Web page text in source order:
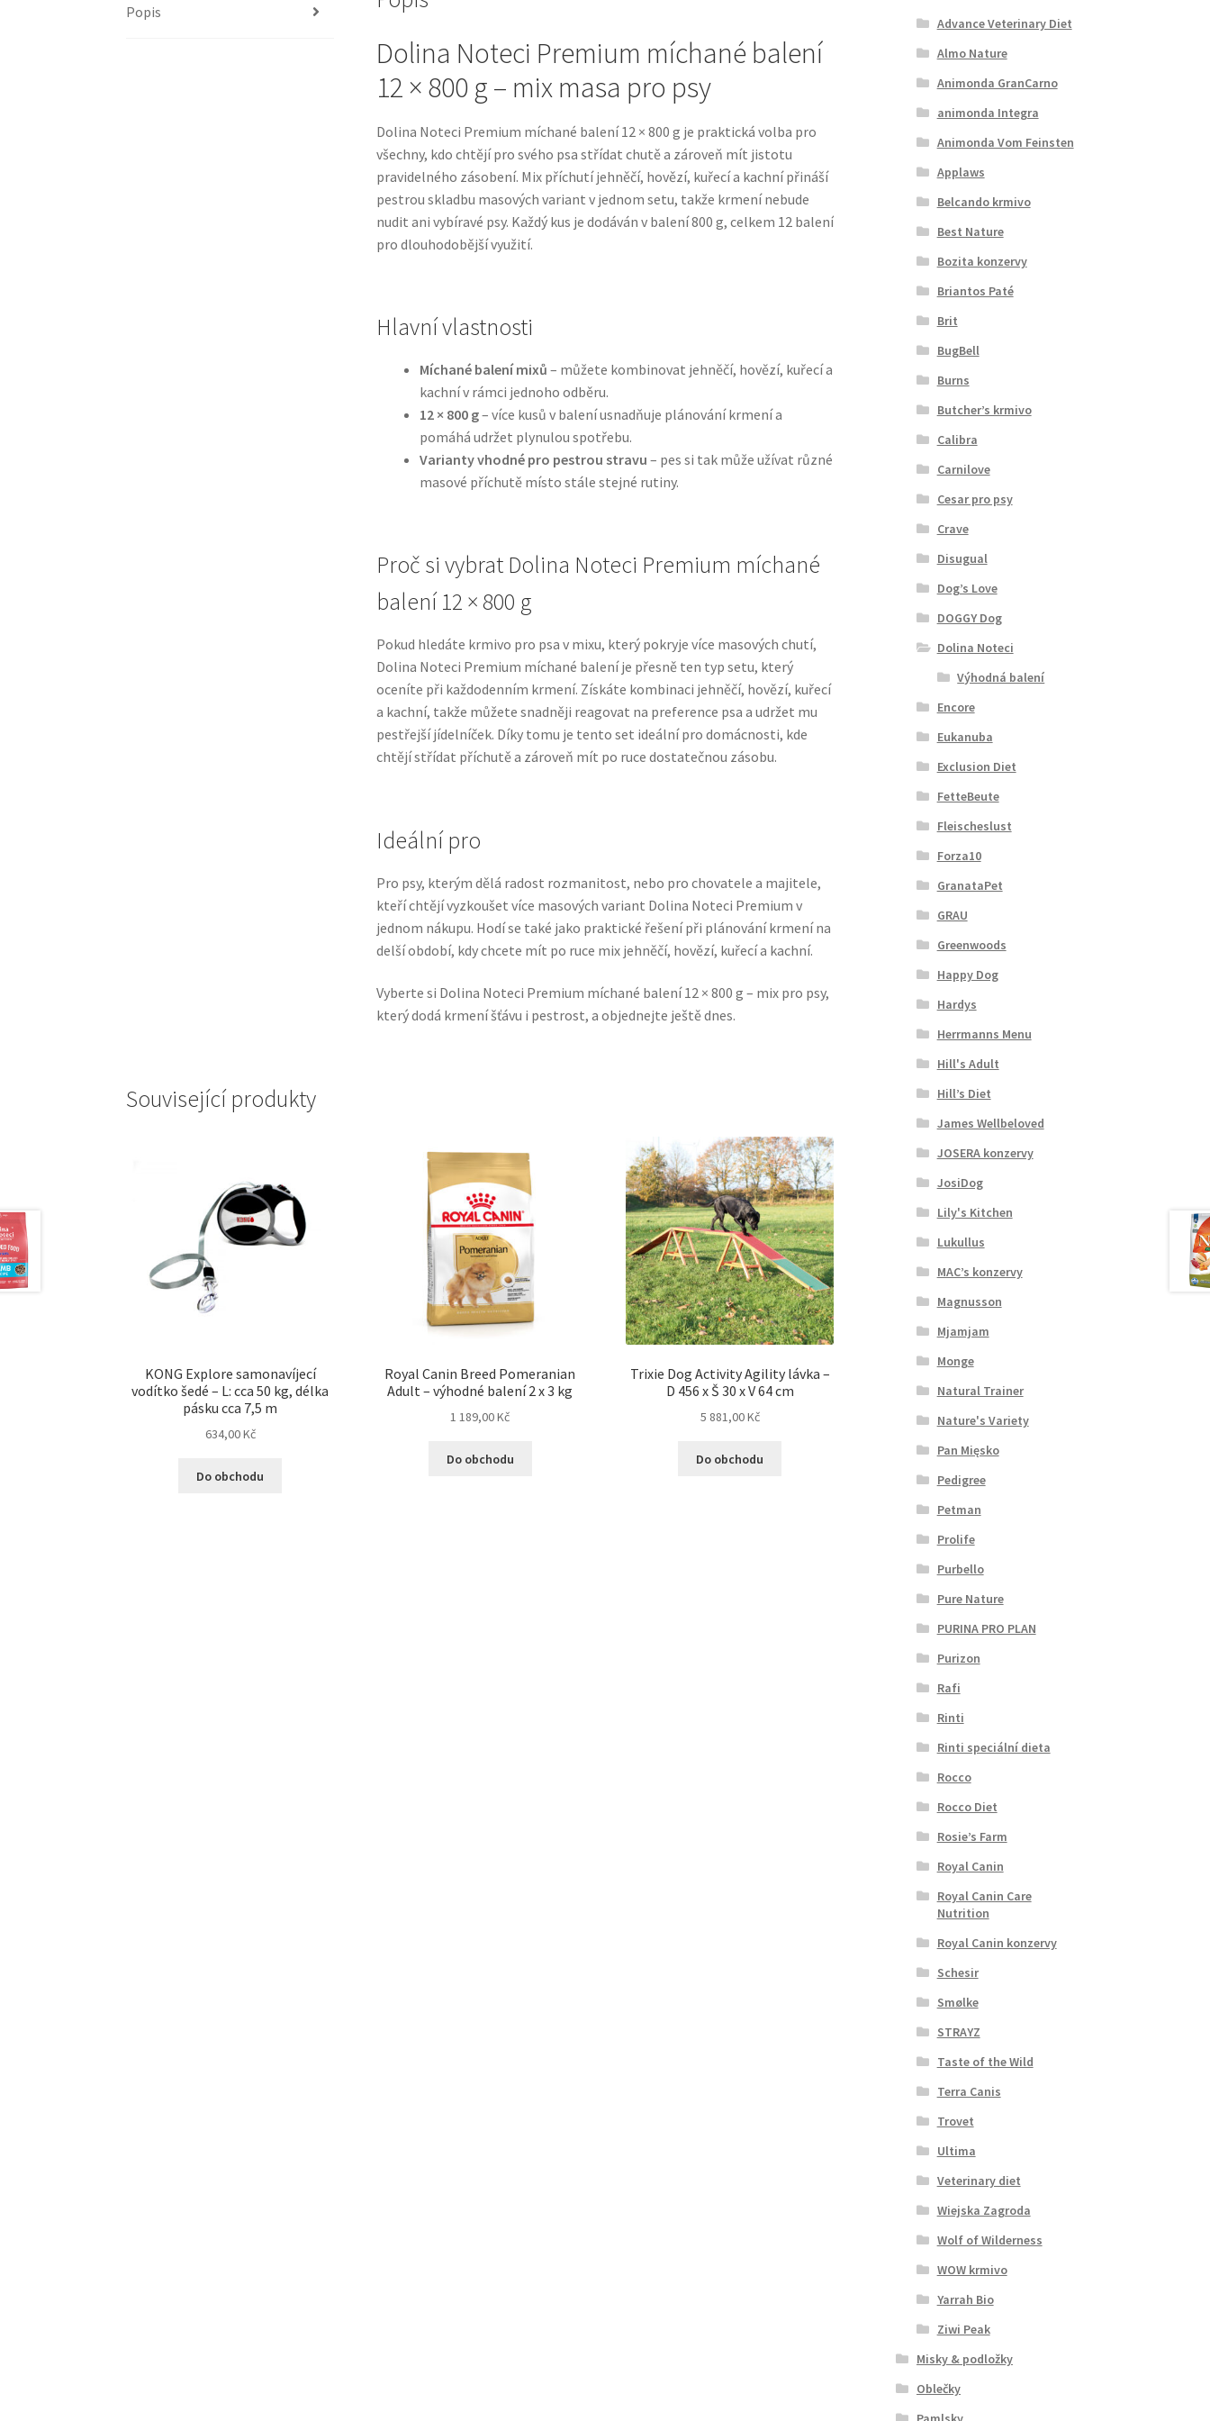
Popis
Dolina Noteci Premium míchané balení
12 × 800 g – mix masa pro psy
Dolina Noteci Premium míchané balení 12 × 800 g je praktická volba pro
všechny, kdo chtějí pro svého psa střídat chutě a zároveň mít jistotu
pravidelného zásobení. Mix příchutí jehněčí, hovězí, kuřecí a kachní přináší
pestrou skladbu masových variant v jednom setu, takže krmení nebude
nudit ani vybíravé psy. Každý kus je dodáván v balení 800 g, celkem 12 balení
pro dlouhodobější využití.
Hlavní vlastnosti
Míchané balení mixů – můžete kombinovat jehněčí, hovězí, kuřecí a
kachní v rámci jednoho odběru.
12 × 800 g– více kusů v balení usnadňuje plánování krmení a
pomáhá udržet plynulou spotřebu.
Varianty vhodné pro pestrou stravu – pes si tak může užívat různé
masové příchutě místo stále stejné rutiny.
Proč si vybrat Dolina Noteci Premium míchané
balení 12 × 800 g
Pokud hledáte krmivo pro psa v mixu, který pokryje více masových chutí,
Dolina Noteci Premium míchané balení je přesně ten typ setu, který
oceníte při každodenním krmení. Získáte kombinaci jehněčí, hovězí, kuřecí
a kachní, takže můžete snadněji reagovat na preference psa a udržet mu
pestřejší jídelníček. Díky tomu je tento set ideální pro domácnosti, kde
chtějí střídat příchutě a zároveň mít po ruce dostatečnou zásobu.
Ideální pro
Pro psy, kterým dělá radost rozmanitost, nebo pro chovatele a majitele,
kteří chtějí vyzkoušet více masových variant Dolina Noteci Premium v
jednom nákupu. Hodí se také jako praktické řešení při plánování krmení na
delší období, kdy chcete mít po ruce mix jehněčí, hovězí, kuřecí a kachní.
Vyberte si Dolina Noteci Premium míchané balení 12 × 800 g – mix pro psy,
který dodá krmení šťávu i pestrost, a objednejte ještě dnes.
Související produkty
KONG Explore samonavíjecí
vodítko šedé – L: cca 50 kg, délka
pásku cca 7,5 m
634,00Kč
Do obchodu
Royal Canin Breed Pomeranian
Adult – výhodné balení 2 x 3 kg
1 189,00Kč
Do obchodu
Trixie Dog Activity Agility lávka –
D 456 x Š 30 x V 64 cm
5 881,00Kč
Do obchodu
Advance Veterinary Diet
Almo Nature
Animonda GranCarno
animonda Integra
Animonda Vom Feinsten
Applaws
Belcando krmivo
Best Nature
Bozita konzervy
Briantos Paté
Brit
BugBell
Burns
Butcher’s krmivo
Calibra
Carnilove
Cesar pro psy
Crave
Disugual
Dog’s Love
DOGGY Dog
Dolina Noteci
Výhodná balení
Encore
Eukanuba
Exclusion Diet
FetteBeute
Fleischeslust
Forza10
GranataPet
GRAU
Greenwoods
Happy Dog
Hardys
Herrmanns Menu
Hill's Adult
Hill’s Diet
James Wellbeloved
JOSERA konzervy
JosiDog
Lily's Kitchen
Lukullus
MAC’s konzervy
Magnusson
Mjamjam
Monge
Natural Trainer
Nature's Variety
Pan Mięsko
Pedigree
Petman
Prolife
Purbello
Pure Nature
PURINA PRO PLAN
Purizon
Rafi
Rinti
Rinti speciální dieta
Rocco
Rocco Diet
Rosie’s Farm
Royal Canin
Royal Canin Care
Nutrition
Royal Canin konzervy
Schesir
Smølke
STRAYZ
Taste of the Wild
Terra Canis
Trovet
Ultima
Veterinary diet
Wiejska Zagroda
Wolf of Wilderness
WOW krmivo
Yarrah Bio
Ziwi Peak
Misky & podložky
Oblečky